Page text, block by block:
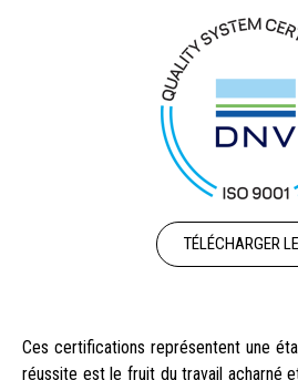
TÉLÉCHARGER
Ces certifications représentent une
réussite est le fruit du travail acharné